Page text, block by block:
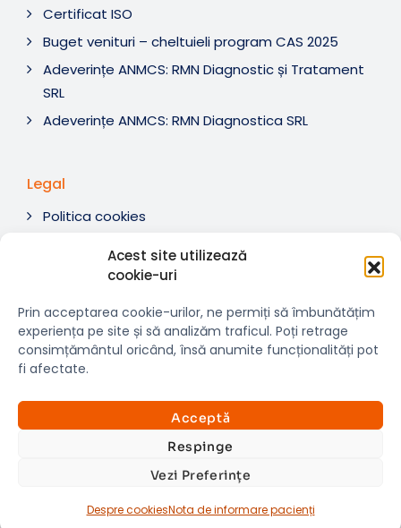
Acest site utilizează
cookie-uri
Prin acceptarea cookie-urilor, ne permiți să îmbunătățim
experiența pe site și să analizăm traficul. Poți retrage
consimțământul oricând, însă anumite funcționalități pot
fi afectate.
Acceptă
Respinge
Vezi Preferințe
Despre cookiesNota de informare pacienți
Certificat ISO
Buget venituri – cheltuieli program CAS 2025
Adeverințe ANMCS: RMN Diagnostic și Tratament
SRL
Adeverințe ANMCS: RMN Diagnostica SRL
Legal
Politica cookies
Soluționare litigii
×
Consultații si investigații
Află detalii